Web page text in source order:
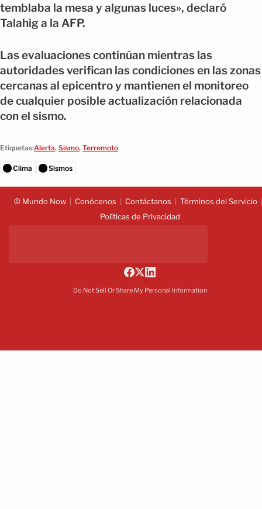
temblaba la mesa y algunas luces», declaró
Talahig a la AFP.
Las evaluaciones continúan mientras las
autoridades verifican las condiciones en las zonas
cercanas al epicentro y mantienen el monitoreo
de cualquier posible actualización relacionada
con el sismo.
Etiquetas:Alerta, Sismo, Terremoto
Clima Sismos
© Mundo Now Conócenos Contáctanos
Términos del Servicio
Políticas de Privacidad
Do Not Sell Or Share My Personal Information